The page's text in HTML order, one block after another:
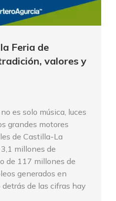
Feria de
valores y
es solo música, luces
grandes motores
de Castilla-La
millones de
de 117 millones de
generados en
de las cifras hay